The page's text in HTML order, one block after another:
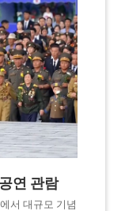
연 관람
서 대규모 기념